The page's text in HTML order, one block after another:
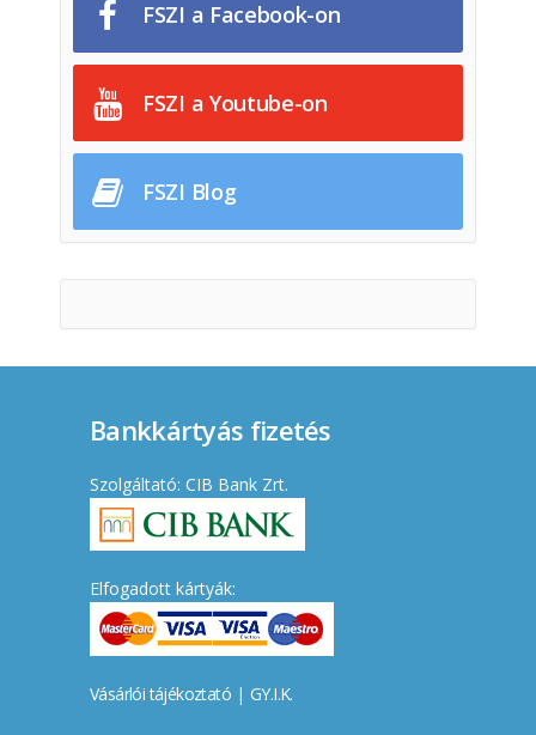
FSZI a Facebook-on
FSZI a Youtube-on
FSZI Blog
Bankkártyás fizetés
Szolgáltató: CIB Bank Zrt.
Elfogadott kártyák:
Vásárlói tájékoztató | GY.I.K.